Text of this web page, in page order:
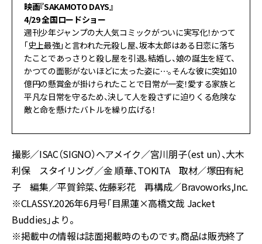
映画『SAKAMOTO DAYS』
4/29 全国ロードショー
週刊少年ジャンプの大人気コミックがついに実写化！かつて
「史上最強」と言われた元殺し屋、坂本太郎はある日恋に落ち
たことであっさりと殺し屋を引退。結婚し、娘の誕生を経て、
かつての面影がないほどに太った姿に⋯。そんな彼に突如10
億円の懸賞金が掛けられたことで日常が一変！愛する家族と
平凡な日常を守るため、決して人を殺さずに迫りくる危険な
敵と命を懸けたバトルを繰り広げる！
撮影／ISAC（SIGNO）ヘアメイク／宮川朋子（est un）、大木
利保 スタイリング／金 順華、TOKITA 取材／塚田有紀
子 編集／平賀鈴菜、佐藤彩花 再構成／Bravoworks,Inc.
※CLASSY.2026年6月号「目黒蓮×高橋文哉 Jacket
Buddies」より。
※掲載中の情報は誌面掲載時のものです。商品は販売終了